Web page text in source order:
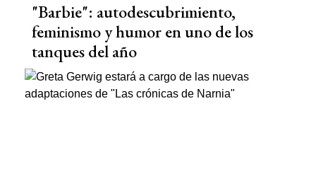
"Barbie": autodescubrimiento,
feminismo y humor en uno de los
tanques del año